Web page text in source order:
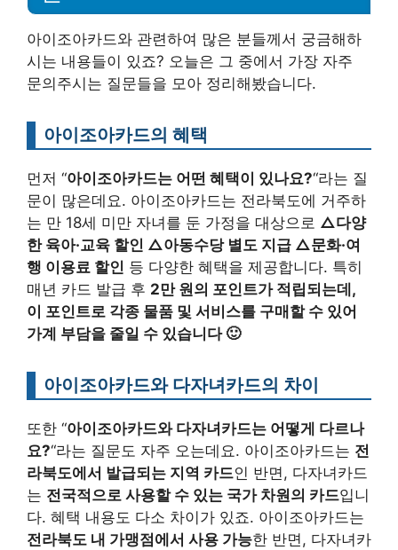
아이조아카드와 관련하여 많은 분들께서 궁금해하
시는 내용들이 있죠? 오늘은 그 중에서 가장 자주
문의주시는 질문들을 모아 정리해봤습니다.
아이조아카드의 혜택
먼저 “아이조아카드는 어떤 혜택이 있나요?“라는 질
문이 많은데요. 아이조아카드는 전라북도에 거주하
는 만 18세 미만 자녀를 둔 가정을 대상으로 △다양
한 육아·교육 할인 △아동수당 별도 지급 △문화·여
행 이용료 할인 등 다양한 혜택을 제공합니다. 특히
매년 카드 발급 후 2만 원의 포인트가 적립되는데,
이 포인트로 각종 물품 및 서비스를 구매할 수 있어
가계 부담을 줄일 수 있습니다 🙂
아이조아카드와 다자녀카드의 차이
또한 “아이조아카드와 다자녀카드는 어떻게 다르나
요?“라는 질문도 자주 오는데요. 아이조아카드는 전
라북도에서 발급되는 지역 카드인 반면, 다자녀카드
는 전국적으로 사용할 수 있는 국가 차원의 카드입니
다. 혜택 내용도 다소 차이가 있죠. 아이조아카드는
전라북도 내 가맹점에서 사용 가능한 반면, 다자녀카